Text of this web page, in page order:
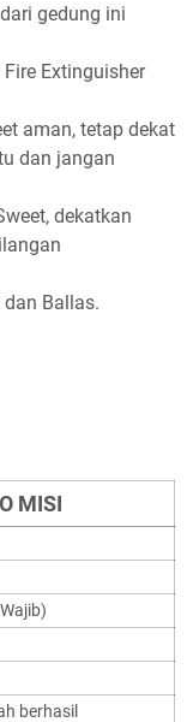
gedung ini
Extinguisher
aman, tetap dekat
dan jangan
dekatkan
Ballas.
MISI
berhasil